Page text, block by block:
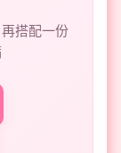
搭配一份